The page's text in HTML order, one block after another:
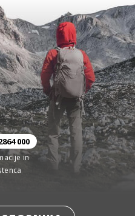
000
in